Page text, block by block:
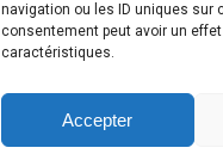
navigation ou les ID uniques sur
consentement peut avoir un
caractéristiques.
Accepter